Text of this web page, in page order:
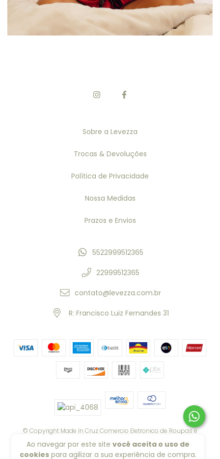
Ao navegar por este site você aceita o uso de
cookiespara agilizar a sua experiência de compra.
Sobre a Levezza
Trocas & Devoluções
Política de Privacidade
Nossa Medidas
Prazos e Envios
5522999512365
22999512365
contato@levezza.com.br
R: Francisco Luiz Fernandes 31
© Copyright Made In Cruz Comercio Eletronico de Roupas e
Acessorios EIRELI - 40013656000163 - 2026